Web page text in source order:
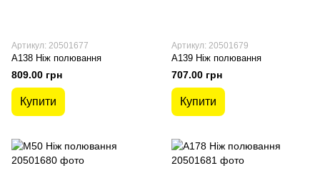
Артикул: 20501677
A138 Ніж полювання
809.00 грн
Купити
Артикул: 20501679
A139 Ніж полювання
707.00 грн
Купити